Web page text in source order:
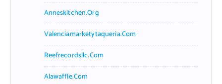
Anneskitchen.org
Valenciamarketytaqueria.com
Reefrecordsllc.com
Alawaffle.com